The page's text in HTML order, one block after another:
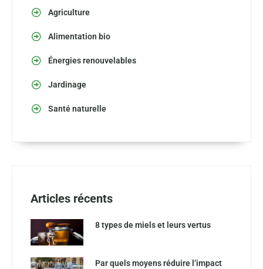
Agriculture
Alimentation bio
Énergies renouvelables
Jardinage
Santé naturelle
Articles récents
8 types de miels et leurs vertus
Par quels moyens réduire l’impact